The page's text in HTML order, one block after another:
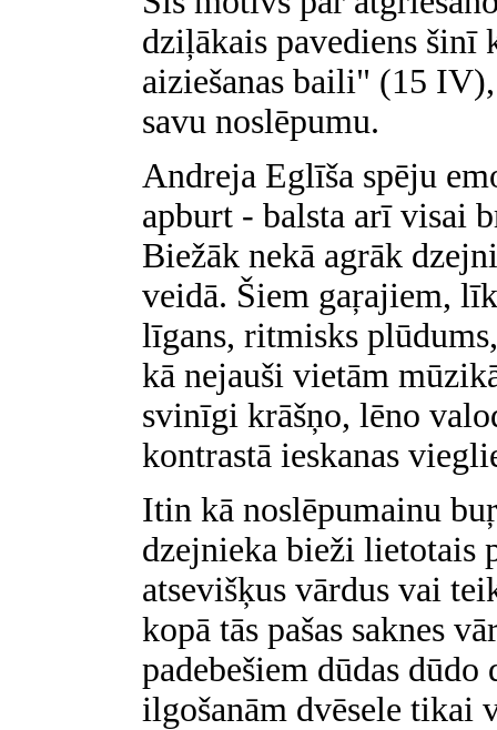
dziļākais pavediens šinī
aiziešanas baili" (15 IV),
savu noslēpumu.
Andreja Eglīša spēju
apburt - balsta arī visai
Biežāk nekā agrāk
veidā. Šiem gaŗajiem,
līgans, ritmisks
kā nejauši vietām
svinīgi krāšņo, lēno
kontrastā ieskanas
Itin kā noslēpumainu
dzejnieka bieži lietotais
atsevišķus vārdus vai
kopā tās pašas saknes
padebešiem dūdas
ilgošanām dvēsele